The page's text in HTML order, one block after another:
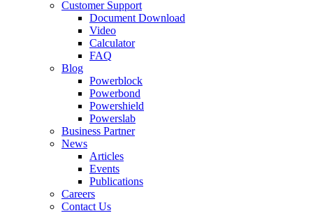
Customer Support
Document Download
Video
Calculator
FAQ
Blog
Powerblock
Powerbond
Powershield
Powerslab
Business Partner
News
Articles
Events
Publications
Careers
Contact Us